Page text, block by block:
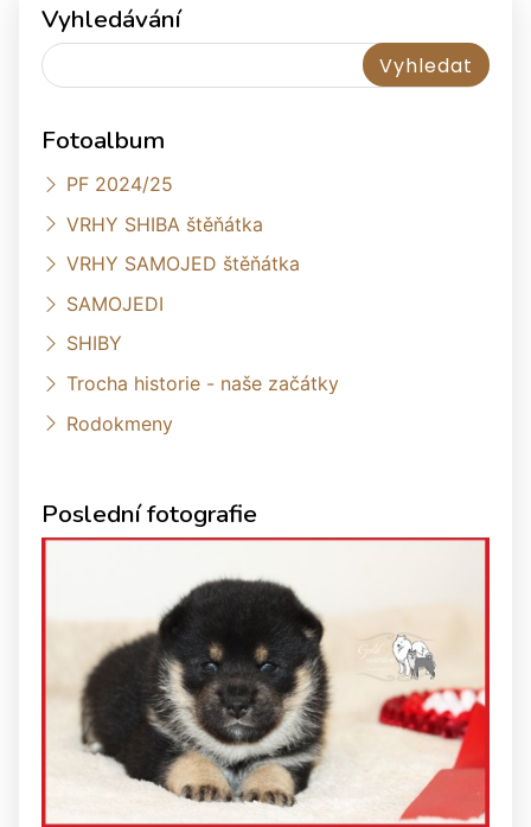
Vyhledávání
Fotoalbum
PF 2024/25
VRHY SHIBA štěňátka
VRHY SAMOJED štěňátka
SAMOJEDI
SHIBY
Trocha historie - naše začátky
Rodokmeny
Poslední fotografie